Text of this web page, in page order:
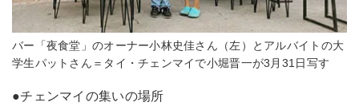
バー「夜食堂」のオーナー小林史佳さん（左）とアルバイトの大
学生パットさん＝タイ・チェンマイで小堀晋一が3月31日写す
●チェンマイの集いの場所